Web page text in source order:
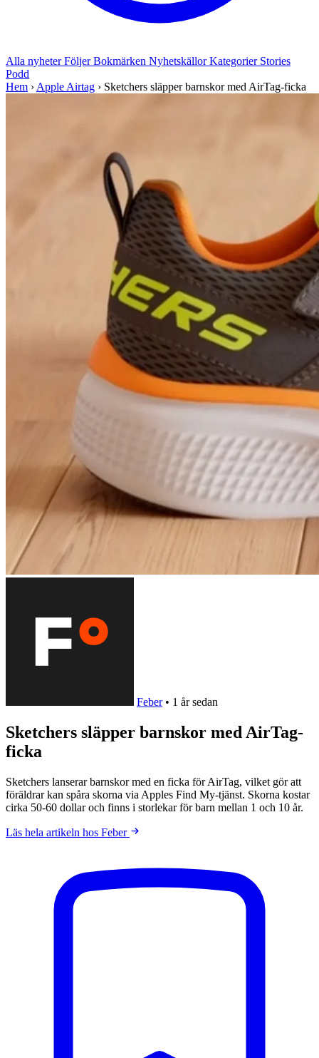
Alla nyheterFöljerBokmärken NyhetskällorKategorier Stories
Podd
Hem › Apple Airtag › Sketchers släpper barnskor med AirTag-ficka
Feber • 1 år sedan
Sketchers släpper barnskor med AirTag-
ficka
Sketchers lanserar barnskor med en ficka för AirTag, vilket gör att
föräldrar kan spåra skorna via Apples Find My-tjänst. Skorna kostar
cirka 50-60 dollar och finns i storlekar för barn mellan 1 och 10 år.
Läs hela artikeln hos Feber